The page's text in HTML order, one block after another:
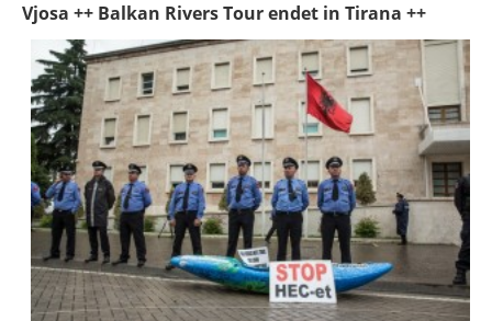
Vjosa ++ Balkan Rivers Tour endet in Tirana ++